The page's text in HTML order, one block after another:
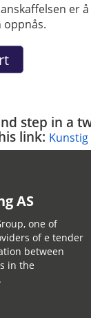
er
oppnås.
step in a
link:
AS
one of
of e tender
between
in the